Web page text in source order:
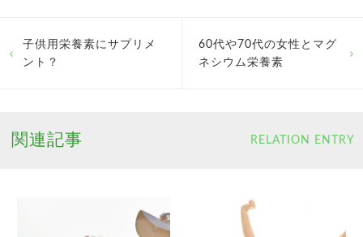
子供用栄養素にサプリメ
ント？
60代や70代の女性とマグ
ネシウム栄養素
関連記事 RELATION ENTRY